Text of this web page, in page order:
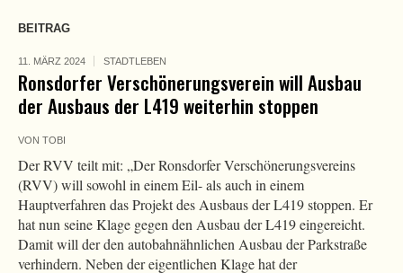
BEITRAG
11. MÄRZ 2024 STADTLEBEN
Ronsdorfer Verschönerungsverein will Ausbau
der Ausbaus der L419 weiterhin stoppen
VON TOBI
Der RVV teilt mit: „Der Ronsdorfer Verschönerungsvereins
(RVV) will sowohl in einem Eil- als auch in einem
Hauptverfahren das Projekt des Ausbaus der L419 stoppen. Er
hat nun seine Klage gegen den Ausbau der L419 eingereicht.
Damit will der den autobahnähnlichen Ausbau der Parkstraße
verhindern. Neben der eigentlichen Klage hat der